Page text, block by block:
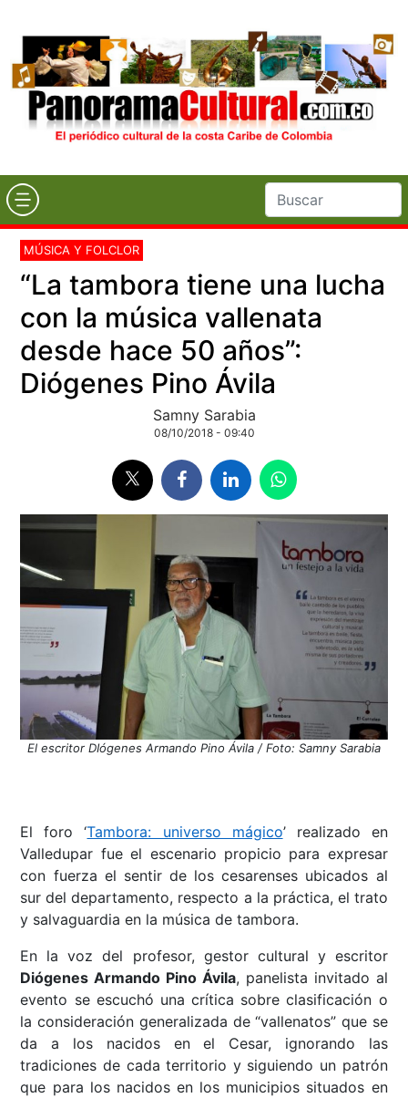
MÚSICA Y FOLCLOR
“La tambora tiene una lucha
con la música vallenata
desde hace 50 años”:
Diógenes Pino Ávila
Samny Sarabia
08/10/2018 - 09:40
El escritor DIógenes Armando Pino Ávila / Foto: Samny Sarabia
El foro ‘Tambora: universo mágico’ realizado en
Valledupar fue el escenario propicio para expresar
con fuerza el sentir de los cesarenses ubicados al
sur del departamento, respecto a la práctica, el trato
y salvaguardia en la música de tambora.
En la voz del profesor, gestor cultural y escritor
Diógenes Armando Pino Ávila, panelista invitado al
evento se escuchó una crítica sobre clasificación o
la consideración generalizada de “vallenatos” que se
da a los nacidos en el Cesar, ignorando las
tradiciones de cada territorio y siguiendo un patrón
que para los nacidos en los municipios situados en